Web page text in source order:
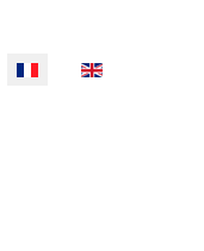
Sélectionnez votre